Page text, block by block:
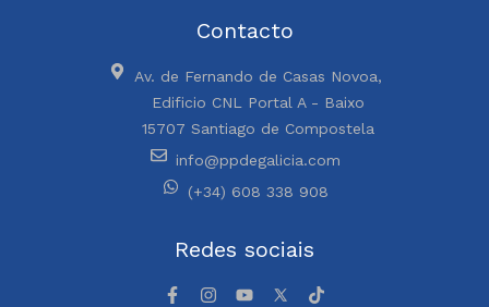
Contacto
Av. de Fernando de Casas Novoa,
Edificio CNL Portal A - Baixo
15707 Santiago de Compostela
info@ppdegalicia.com
(+34) 608 338 908
Redes sociais